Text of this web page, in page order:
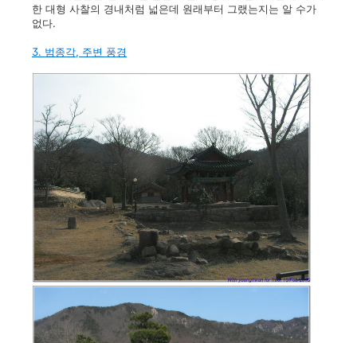
한 대형 사찰의 경내처럼 넓은데 원래부터 그랬는지는 알 수가
없다.
3. 범종각, 주변 풍경